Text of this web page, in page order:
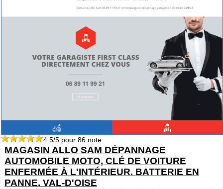
4.5/5 pour 86 note
MAGASIN ALLO SAM DÉPANNAGE
AUTOMOBILE MOTO, CLÉ DE VOITURE
ENFERMÉE À L'INTÉRIEUR. BATTERIE EN
PANNE. VAL-D'OISE